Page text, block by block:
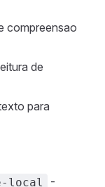
compreensao
de
para
local
-